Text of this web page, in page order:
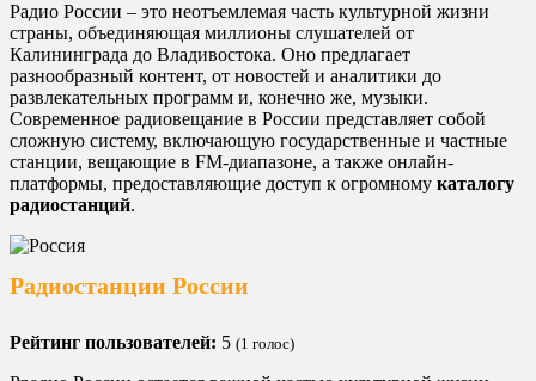
Радио России – это неотъемлемая часть культурной жизни
страны, объединяющая миллионы слушателей от
Калининграда до Владивостока. Оно предлагает
разнообразный контент, от новостей и аналитики до
развлекательных программ и, конечно же, музыки.
Современное радиовещание в России представляет собой
сложную систему, включающую государственные и частные
станции, вещающие в FM-диапазоне, а также онлайн-
платформы, предоставляющие доступ к огромному каталогу
радиостанций.
Радиостанции России
Рейтинг пользователей: 5 (1 голос)